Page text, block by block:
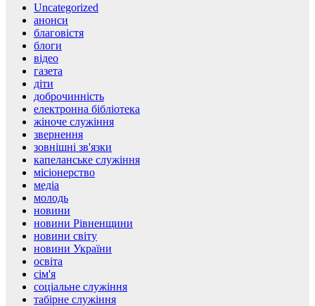
Uncategorized
анонси
благовістя
блоги
відео
газета
діти
доброчинність
електронна бібліотека
жіноче служіння
звернення
зовнішні зв'язки
капеланське служіння
місіонерство
медіа
молодь
новини
новини Рівненщини
новини світу
новини України
освіта
сім'я
соціальне служіння
табірне служіння